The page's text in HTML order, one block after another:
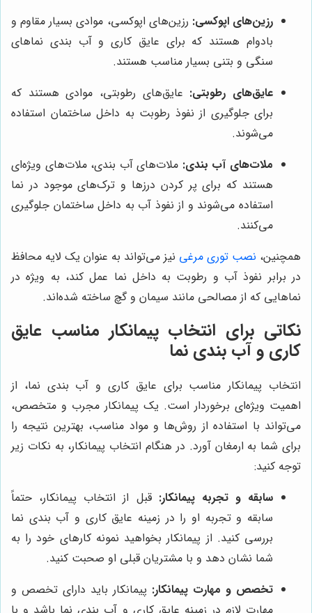
رزین‌های اپوکسی: رزین‌های اپوکسی، موادی بسیار مقاوم و
بادوام هستند که برای عایق کاری و آب بندی نماهای
سنگی و بتنی بسیار مناسب هستند.
عایق‌های رطوبتی: عایق‌های رطوبتی، موادی هستند که
برای جلوگیری از نفوذ رطوبت به داخل ساختمان استفاده
می‌شوند.
ملات‌های آب بندی: ملات‌های آب بندی، ملات‌های ویژه‌ای
هستند که برای پر کردن درزها و ترک‌های موجود در نما
استفاده می‌شوند و از نفوذ آب به داخل ساختمان جلوگیری
می‌کنند.
همچنین، نصب توری مرغی نیز می‌تواند به عنوان یک لایه محافظ
در برابر نفوذ آب و رطوبت به داخل نما عمل کند، به ویژه در
نماهایی که از مصالحی مانند سیمان و گچ ساخته شده‌اند.
نکاتی برای انتخاب پیمانکار مناسب عایق
کاری و آب بندی نما
انتخاب پیمانکار مناسب برای عایق کاری و آب بندی نما، از
اهمیت ویژه‌ای برخوردار است. یک پیمانکار مجرب و متخصص،
می‌تواند با استفاده از روش‌ها و مواد مناسب، بهترین نتیجه را
برای شما به ارمغان آورد. در هنگام انتخاب پیمانکار، به نکات زیر
توجه کنید:
سابقه و تجربه پیمانکار: قبل از انتخاب پیمانکار، حتماً
سابقه و تجربه او را در زمینه عایق کاری و آب بندی نما
بررسی کنید. از پیمانکار بخواهید نمونه کارهای خود را به
شما نشان دهد و با مشتریان قبلی او صحبت کنید.
تخصص و مهارت پیمانکار: پیمانکار باید دارای تخصص و